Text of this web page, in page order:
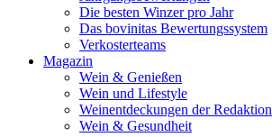
Die besten Winzer pro Jahr
Das bovinitas Bewertungssystem
Verkosterteams
Magazin
Wein & Genießen
Wein und Lifestyle
Weinentdeckungen der Redaktion
Wein & Gesundheit